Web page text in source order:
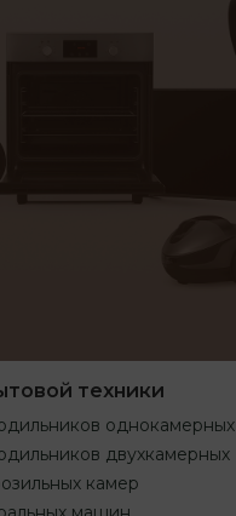
техники
однокамерных
двухкамерных
камер